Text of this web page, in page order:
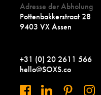
Adresse der Abholung
Pottenbakkerstraat 28
9403 VX Assen
+31 (0) 20 2611 566
hello@SOXS.co